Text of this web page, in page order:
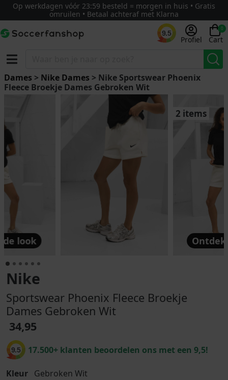
Op werkdagen vóór 23:59 besteld = morgen in huis • Gratis
omruilen • Betaal achteraf met Klarna
9.5
Profiel
0
Cart
Dames > Nike Dames > Nike Sportswear Phoenix
Fleece Broekje Dames Gebroken Wit
de look
2 items
Nike
Sportswear Phoenix Fleece Broekje
Dames Gebroken Wit
34,95
9.5 17.500+ klanten beoordelen ons met een 9,5!
Kleur Gebroken Wit